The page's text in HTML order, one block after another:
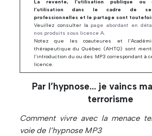
La revente, l’utilisation publique ou
l’utilisation dans le cadre de
professionnelles et le partage sont
Veuillez consulter la page abordant en
nos produits sous licence A.
Notez que les coauteures et
thérapeutique du Québec (AHTQ) sont
l’introduction du ou des MP3 correspondant à
licence.
Par l’hypnose… je vaincs
terrorisme
Comment vivre avec la menace
voie de l’hypnose MP3